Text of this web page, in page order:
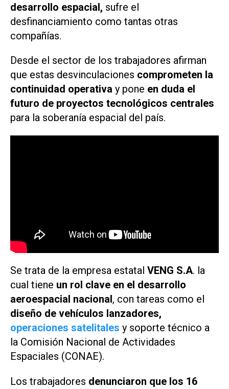
desarrollo espacial, sufre el
desfinanciamiento como tantas otras
compañías.
Desde el sector de los trabajadores afirman
que estas desvinculaciones comprometen la
continuidad operativa y pone en duda el
futuro de proyectos tecnológicos centrales
para la soberanía espacial del país.
Se trata de la empresa estatal VENG S.A. la
cual tiene un rol clave en el desarrollo
aeroespacial nacional, con tareas como el
diseño de vehículos lanzadores,
operaciones satelitales y soporte técnico a
la Comisión Nacional de Actividades
Espaciales (CONAE).
Los trabajadores denunciaron que los 16